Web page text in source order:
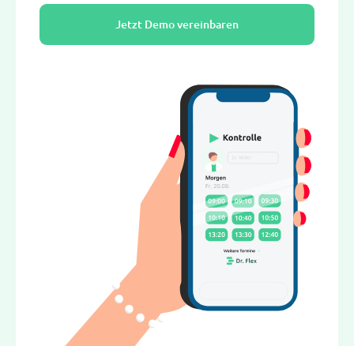
Jetzt Demo vereinbaren